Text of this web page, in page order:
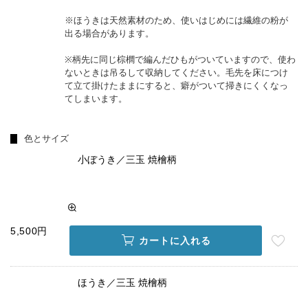
※ほうきは天然素材のため、使いはじめには繊維の粉が
出る場合があります。
※柄先に同じ棕櫚で編んだひもがついていますので、使わ
ないときは吊るして収納してください。毛先を床につけ
て立て掛けたままにすると、癖がついて掃きにくくなっ
てしまいます。
色とサイズ
小ぼうき／三玉 焼檜柄
5,500円
カートに入れる
ほうき／三玉 焼檜柄